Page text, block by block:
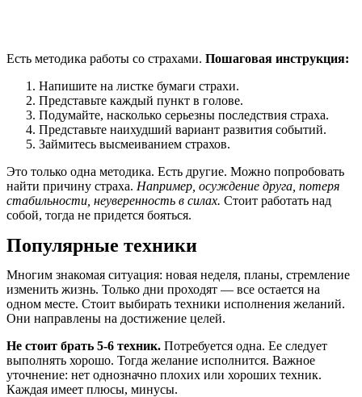
Есть методика работы со страхами. Пошаговая инструкция:
Напишите на листке бумаги страхи.
Представьте каждый пункт в голове.
Подумайте, насколько серьезны последствия страха.
Представьте наихудший вариант развития событий.
Займитесь высмеиванием страхов.
Это только одна методика. Есть другие. Можно попробовать
найти причину страха. Например, осуждение друга, потеря
стабильности, неуверенность в силах. Стоит работать над
собой, тогда не придется бояться.
Популярные техники
Многим знакомая ситуация: новая неделя, планы, стремление
изменить жизнь. Только дни проходят — все остается на
одном месте. Стоит выбирать техники исполнения желаний.
Они направлены на достижение целей.
Не стоит брать 5-6 техник. Потребуется одна. Ее следует
выполнять хорошо. Тогда желание исполнится. Важное
уточнение: нет однозначно плохих или хороших техник.
Каждая имеет плюсы, минусы.